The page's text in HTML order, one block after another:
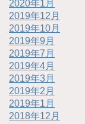
2020年1月
2019年12月
2019年10月
2019年9月
2019年7月
2019年4月
2019年3月
2019年2月
2019年1月
2018年12月